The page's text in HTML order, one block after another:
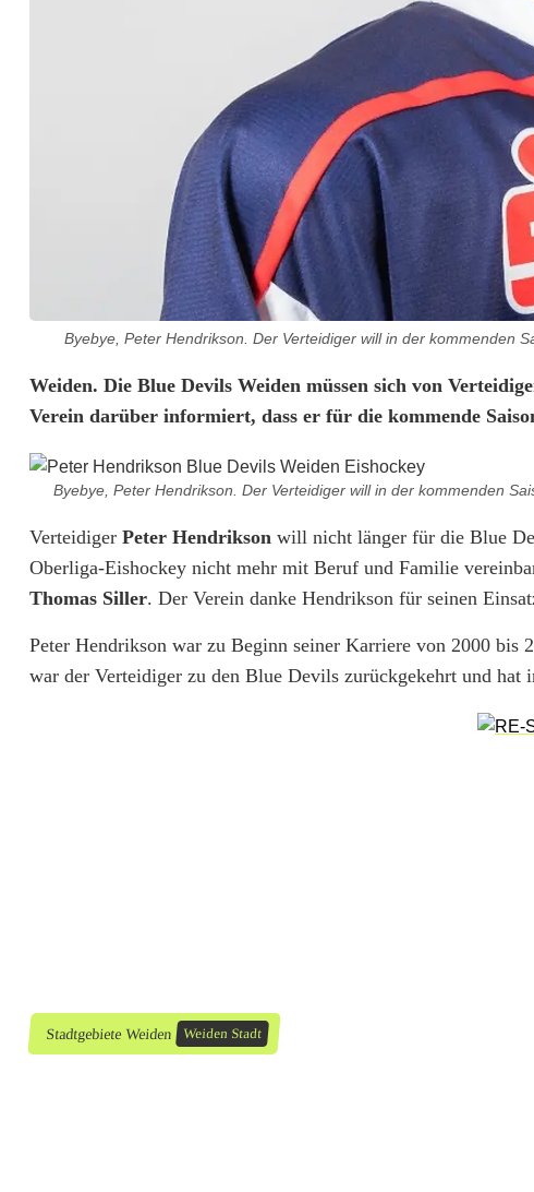
Byebye, Peter Hendrikson. Der Verteidiger will in der kommenden
V
e
r
e
i
d
i
ä
s
Weiden. Die Blue Devils Weiden müssen sich von
Verein darüber informiert, dass er für die kommende
Byebye, Peter Hendrikson. Der Verteidiger will in der kommenden
Verteidiger Peter Hendrikson will nicht länger für die Blue
Oberliga-Eishockey nicht mehr mit Beruf und Familie
Thomas Siller. Der Verein danke Hendrikson für seinen
Peter Hendrikson war zu Beginn seiner Karriere von 2000 bis
war der Verteidiger zu den Blue Devils zurückgekehrt und
Stadtgebiete Weiden Weiden Stadt